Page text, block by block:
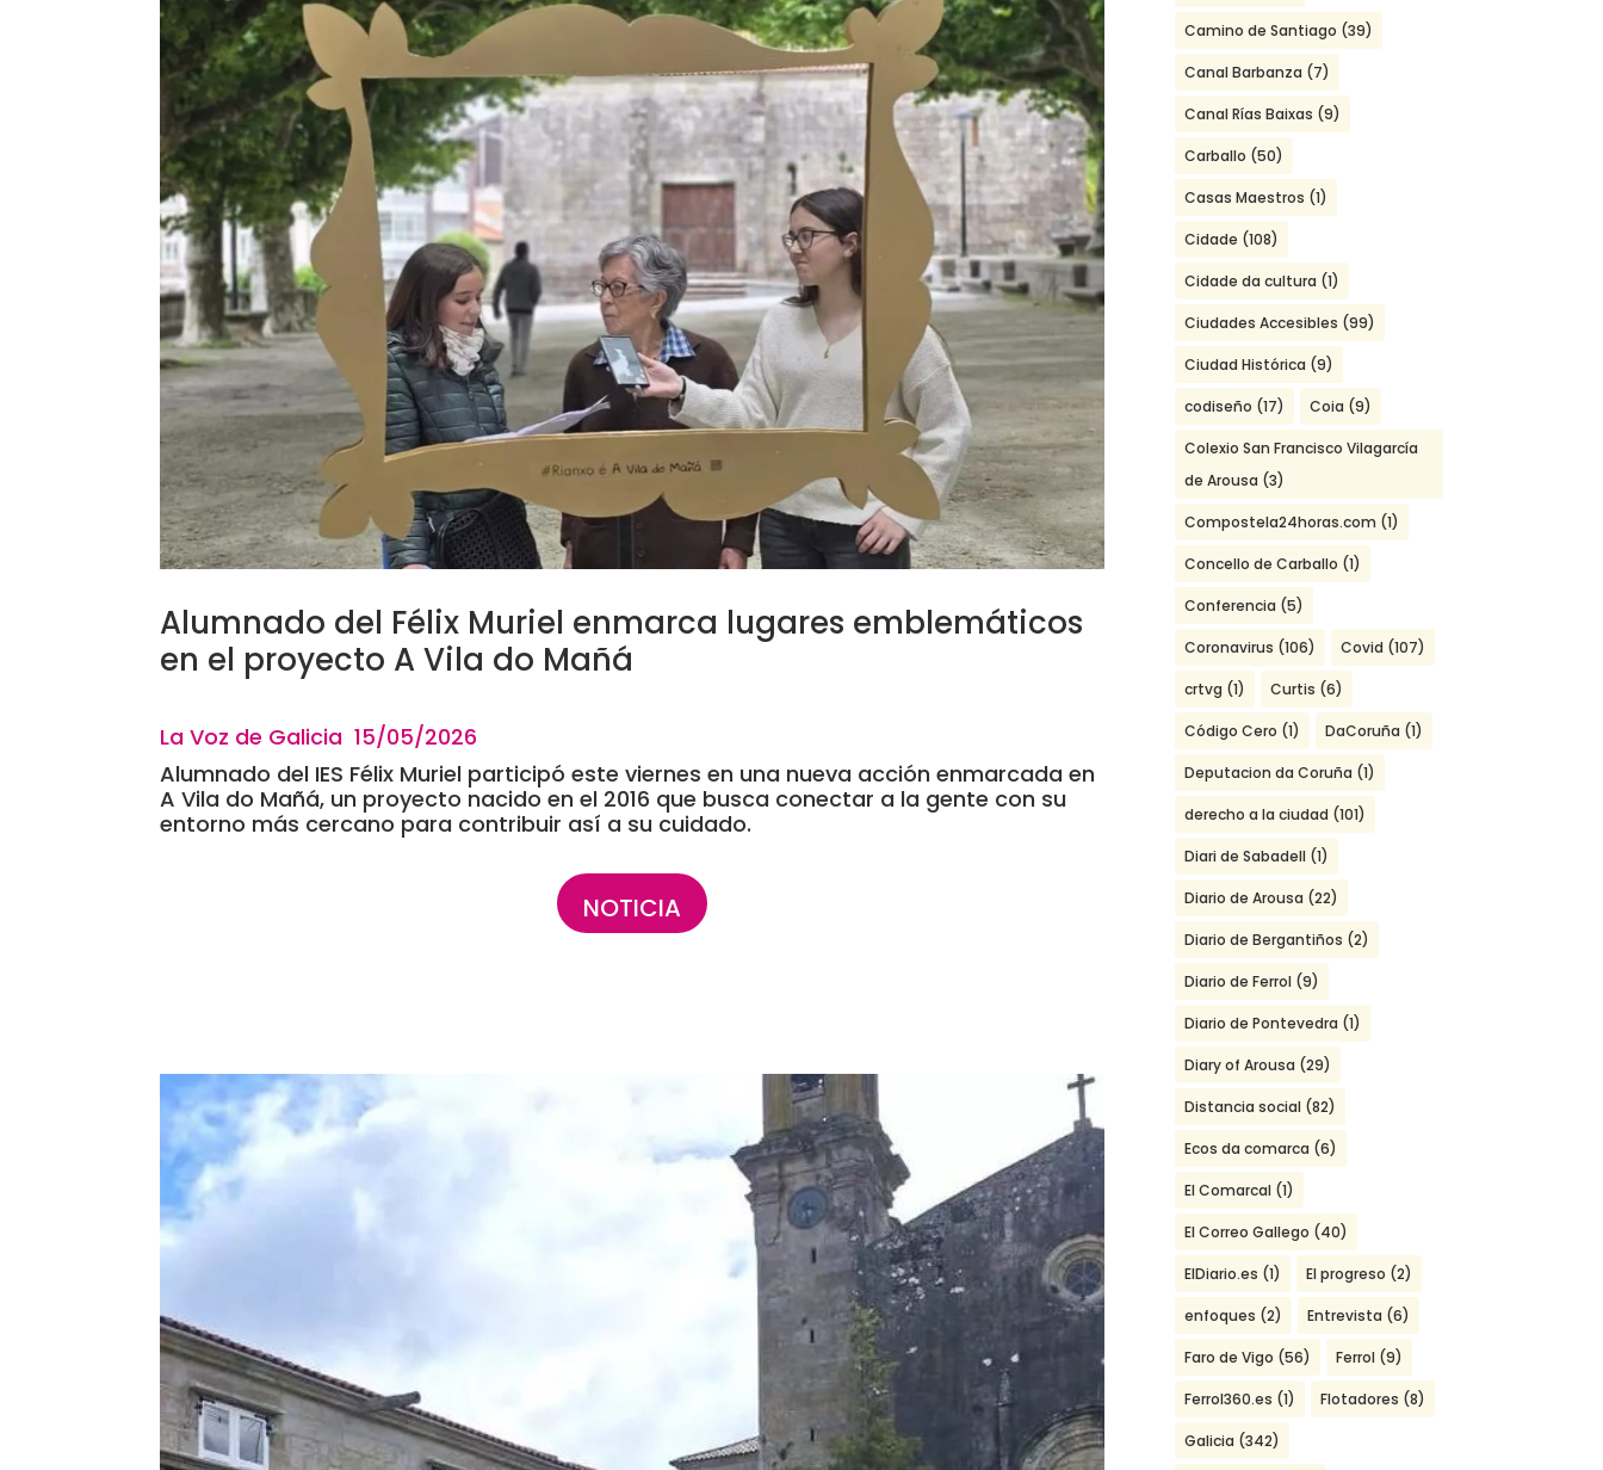
Alumnado del Félix Muriel enmarca lugares emblemáticos
en el proyecto A Vila do Mañá
La Voz de Galicia 15/05/2026
Alumnado del IES Félix Muriel participó este viernes en una nueva acción enmarcada en
A Vila do Mañá, un proyecto nacido en el 2016 que busca conectar a la gente con su
entorno más cercano para contribuir así a su cuidado.
NOTICIA
Camino de Santiago (39)
Canal Barbanza (7)
Canal Rías Baixas (9)
Carballo (50)
Casas Maestros (1)
Cidade (108)
Cidade da cultura (1)
Ciudades Accesibles (99)
Ciudad Histórica (9)
codiseño (17) Coia (9)
Colexio San Francisco Vilagarcía
de Arousa (3)
Compostela24horas.com (1)
Concello de Carballo (1)
Conferencia (5)
Coronavirus (106) Covid (107)
crtvg (1) Curtis (6)
Código Cero (1) DaCoruña (1)
Deputacion da Coruña (1)
derecho a la ciudad (101)
Diari de Sabadell (1)
Diario de Arousa (22)
Diario de Bergantiños (2)
Diario de Ferrol (9)
Diario de Pontevedra (1)
Diary of Arousa (29)
Distancia social (82)
Ecos da comarca (6)
El Comarcal (1)
El Correo Gallego (40)
ElDiario.es (1) El progreso (2)
enfoques (2) Entrevista (6)
Faro de Vigo (56) Ferrol (9)
Ferrol360.es (1) Flotadores (8)
Galicia (342)